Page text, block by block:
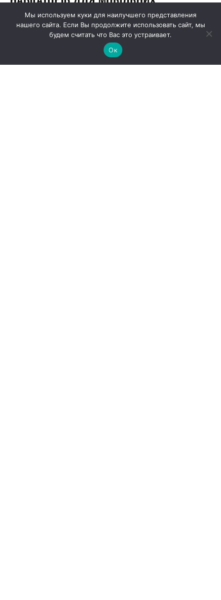
Мы используем куки для наилучшего представления
нашего сайта. Если Вы продолжите использовать сайт, мы
будем считать что Вас это устраивает.
Ок